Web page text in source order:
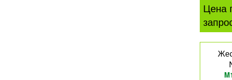
Цена